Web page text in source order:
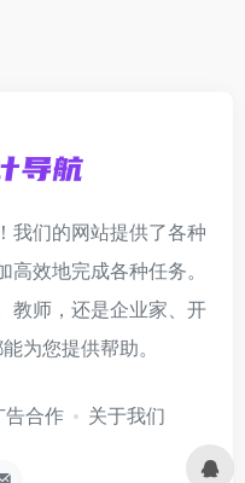
我们的网站提供了各种
效地完成各种任务。
教师，还是企业家、开
为您提供帮助。
告合作 关于我们